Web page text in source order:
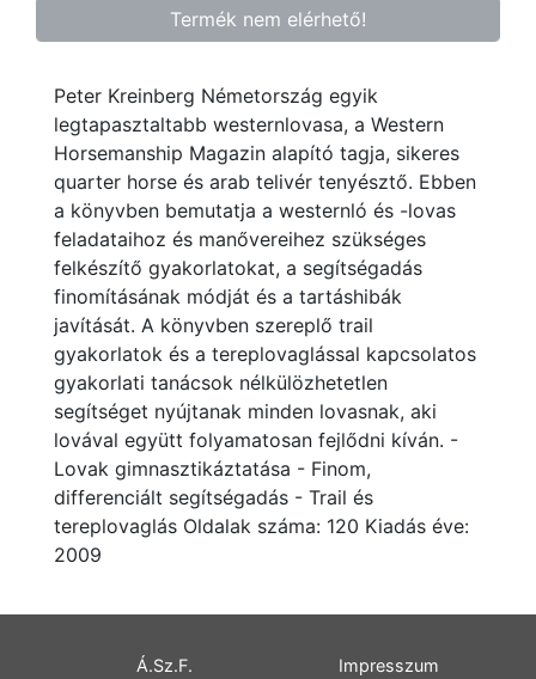
Termék nem elérhető!
Peter Kreinberg Németország egyik
legtapasztaltabb westernlovasa, a Western
Horsemanship Magazin alapító tagja, sikeres
quarter horse és arab telivér tenyésztő. Ebben
a könyvben bemutatja a westernló és -lovas
feladataihoz és manővereihez szükséges
felkészítő gyakorlatokat, a segítségadás
finomításának módját és a tartáshibák
javítását. A könyvben szereplő trail
gyakorlatok és a tereplovaglással kapcsolatos
gyakorlati tanácsok nélkülözhetetlen
segítséget nyújtanak minden lovasnak, aki
lovával együtt folyamatosan fejlődni kíván. -
Lovak gimnasztikáztatása - Finom,
differenciált segítségadás - Trail és
tereplovaglás Oldalak száma: 120 Kiadás éve:
2009
Á.Sz.F.
Impresszum